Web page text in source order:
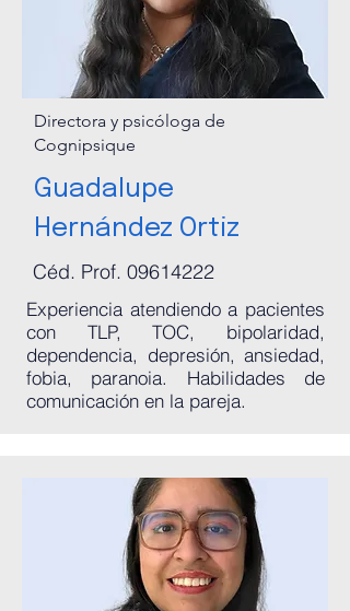
Directora y psicóloga de
Cognipsique
Guadalupe
Hernández Ortiz
Céd. Prof. 09614222
Experiencia atendiendo a pacientes
con TLP, TOC, bipolaridad,
dependencia, depresión, ansiedad,
fobia, paranoia. Habilidades de
comunicación en la pareja.